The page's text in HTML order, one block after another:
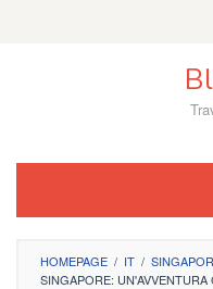
HOMEPAGE / IT /
SINGAPORE: